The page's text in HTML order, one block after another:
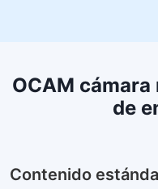
OCAM
de
Contenido